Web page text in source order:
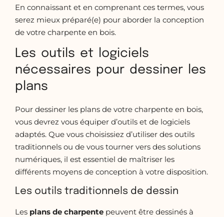
En connaissant et en comprenant ces termes, vous
serez mieux préparé(e) pour aborder la conception
de votre charpente en bois.
Les outils et logiciels
nécessaires pour dessiner les
plans
Pour dessiner les plans de votre charpente en bois,
vous devrez vous équiper d’outils et de logiciels
adaptés. Que vous choisissiez d’utiliser des outils
traditionnels ou de vous tourner vers des solutions
numériques, il est essentiel de maîtriser les
différents moyens de conception à votre disposition.
Les outils traditionnels de dessin
Les plans de charpente peuvent être dessinés à